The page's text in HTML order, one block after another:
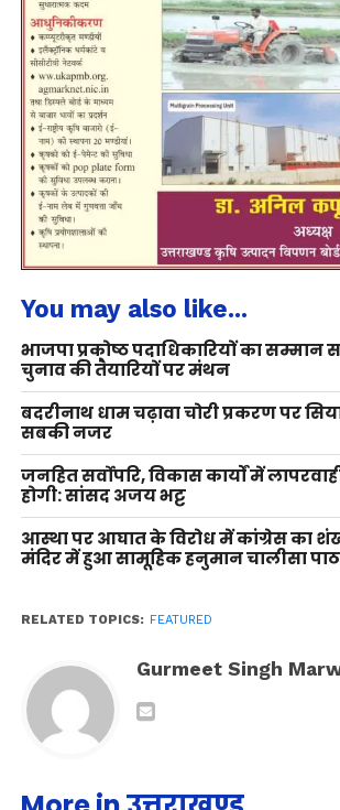
You may also like...
भाजपा प्रकोष्ठ पदाधिकारियों का सम्मान
चुनाव की तैयारियों पर मंथन
बदरीनाथ धाम चढ़ावा चोरी प्रकरण पर
सबकी नजर
जनहित सर्वोपरि, विकास कार्यों में
होगी: सांसद अजय भट्ट
आस्था पर आघात के विरोध में कांग्रेस का
मंदिर में हुआ सामूहिक हनुमान चालीसा पाठ
RELATED TOPICS: FEATURED
Gurmeet Singh